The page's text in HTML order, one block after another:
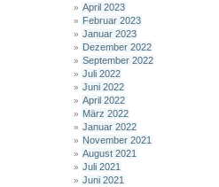
April 2023
Februar 2023
Januar 2023
Dezember 2022
September 2022
Juli 2022
Juni 2022
April 2022
März 2022
Januar 2022
November 2021
August 2021
Juli 2021
Juni 2021